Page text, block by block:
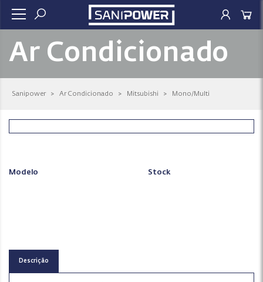
Ar Condicionado
Sanipower > Ar Condicionado > Mitsubishi > Mono/Multi
Modelo Stock
Descrição